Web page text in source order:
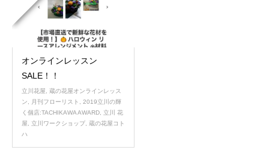
オンラインレッスン
SALE！！
立川花屋
蔵の花屋オンラインレッス
ン
月刊フローリスト
2019立川の輝
く個店:TACHIKAWA AWARD
立川 花
屋
立川ワークショップ 蔵の花屋コト
ハ